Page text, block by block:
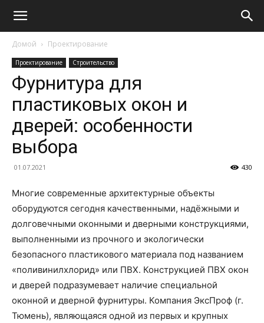
Домой Проектирование
Проектирование Строительство
Фурнитура для
пластиковых окон и
дверей: особенности
выбора
01.07.2021 430
Многие современные архитектурные объекты
оборудуются сегодня качественными, надёжными и
долговечными оконными и дверными конструкциями,
выполненными из прочного и экологически
безопасного пластикового материала под названием
«поливинилхлорид» или ПВХ. Конструкцией ПВХ окон
и дверей подразумевает наличие специальной
оконной и дверной фурнитуры. Компания ЭксПроф (г.
Тюмень), являющаяся одной из первых и крупных